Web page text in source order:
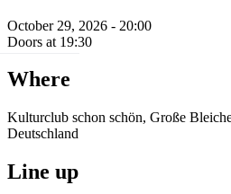
October 29, 2026 - 20:00
Doors at 19:30
Where
Kulturclub schon schön, Große
Deutschland
Line up